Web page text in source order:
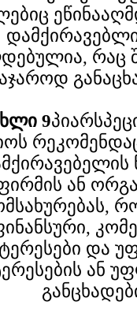
რაც
9
ან
და
ან